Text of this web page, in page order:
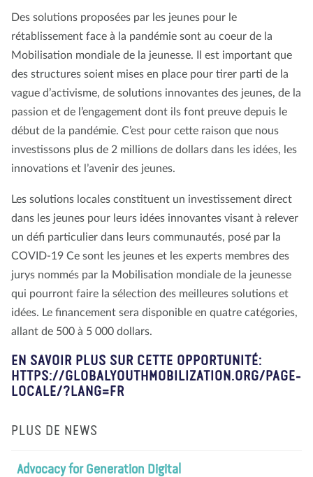
Des solutions proposées par les jeunes pour le
rétablissement face à la pandémie sont au coeur de la
Mobilisation mondiale de la jeunesse. Il est important que
des structures soient mises en place pour tirer parti de la
vague d’activisme, de solutions innovantes des jeunes, de la
passion et de l’engagement dont ils font preuve depuis le
début de la pandémie. C’est pour cette raison que nous
investissons plus de 2 millions de dollars dans les idées, les
innovations et l’avenir des jeunes.
Les solutions locales constituent un investissement direct
dans les jeunes pour leurs idées innovantes visant à relever
un défi particulier dans leurs communautés, posé par la
COVID-19 Ce sont les jeunes et les experts membres des
jurys nommés par la Mobilisation mondiale de la jeunesse
qui pourront faire la sélection des meilleures solutions et
idées. Le financement sera disponible en quatre catégories,
allant de 500 à 5 000 dollars.
EN SAVOIR PLUS SUR CETTE OPPORTUNITÉ:
HTTPS://GLOBALYOUTHMOBILIZATION.ORG/PAGE-
LOCALE/?LANG=FR
PLUS DE NEWS
Advocacy for Generation Digital